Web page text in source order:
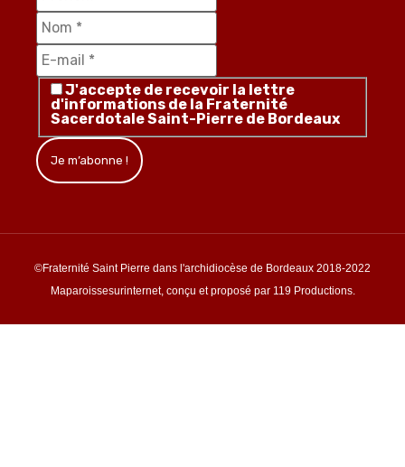
J'accepte de recevoir la lettre
d'informations de la Fraternité
Sacerdotale Saint-Pierre de Bordeaux
©Fraternité Saint Pierre dans l'archidiocèse de Bordeaux 2018-2022
Maparoissesurinternet, conçu et proposé par 119 Productions.